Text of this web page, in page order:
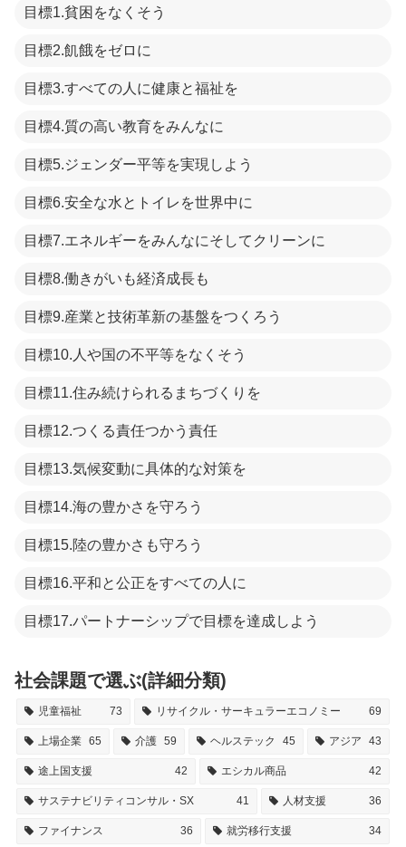
目標1.貧困をなくそう
目標2.飢餓をゼロに
目標3.すべての人に健康と福祉を
目標4.質の高い教育をみんなに
目標5.ジェンダー平等を実現しよう
目標6.安全な水とトイレを世界中に
目標7.エネルギーをみんなにそしてクリーンに
目標8.働きがいも経済成長も
目標9.産業と技術革新の基盤をつくろう
目標10.人や国の不平等をなくそう
目標11.住み続けられるまちづくりを
目標12.つくる責任つかう責任
目標13.気候変動に具体的な対策を
目標14.海の豊かさを守ろう
目標15.陸の豊かさも守ろう
目標16.平和と公正をすべての人に
目標17.パートナーシップで目標を達成しよう
社会課題で選ぶ(詳細分類)
児童福祉 73 リサイクル・サーキュラーエコノミー 69
上場企業 65 介護 59 ヘルステック 45 アジア 43
途上国支援 42 エシカル商品 42
サステナビリティコンサル・SX 41 人材支援 36
ファイナンス 36 就労移行支援 34